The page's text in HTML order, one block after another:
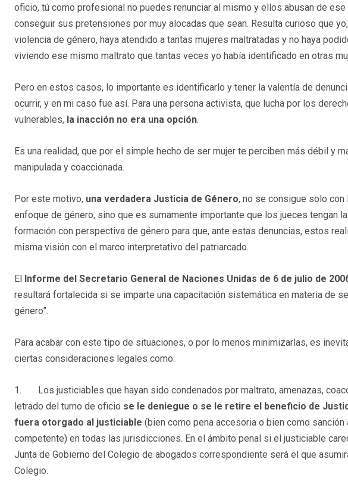
oficio, tú como profesional no puedes renunciar al mismo y ellos abusan de ese
conseguir sus pretensiones por muy alocadas que sean. Resulta curioso que
violencia de género, haya atendido a tantas mujeres maltratadas y no haya
viviendo ese mismo maltrato que tantas veces yo había identificado en otras
Pero en estos casos, lo importante es identificarlo y tener la valentía de
ocurrir, y en mi caso fue así. Para una persona activista, que lucha por los
vulnerables, la inacción no era una opción.
Es una realidad, que por el simple hecho de ser mujer te perciben más débil y
manipulada y coaccionada.
Por este motivo, una verdadera Justicia de Género, no se consigue solo con
enfoque de género, sino que es sumamente importante que los jueces tengan
formación con perspectiva de género para que, ante estas denuncias, estos
misma visión con el marco interpretativo del patriarcado.
El Informe del Secretario General de Naciones Unidas de 6 de julio de
resultará fortalecida si se imparte una capacitación sistemática en materia de
género”.
Para acabar con este tipo de situaciones, o por lo menos minimizarlas, es
ciertas consideraciones legales como:
1. Los justiciables que hayan sido condenados por maltrato, amenazas,
letrado del turno de oficio se le deniegue o se le retire el beneficio de
fuera otorgado al justiciable (bien como pena accesoria o bien como
competente) en todas las jurisdicciones. En el ámbito penal si el justiciable
Junta de Gobierno del Colegio de abogados correspondiente será el que
Colegio.